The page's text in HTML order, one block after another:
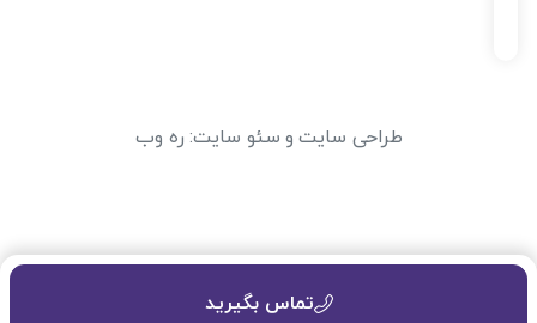
تماس بگیرید
طراحی سایت و سئو سایت: ره وب